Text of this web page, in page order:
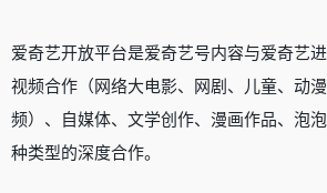
爱奇艺开放平台是爱奇艺号内容与爱奇艺
视频合作（网络大电影、网剧、儿童、动
频）、自媒体、文学创作、漫画作品、泡
种类型的深度合作。